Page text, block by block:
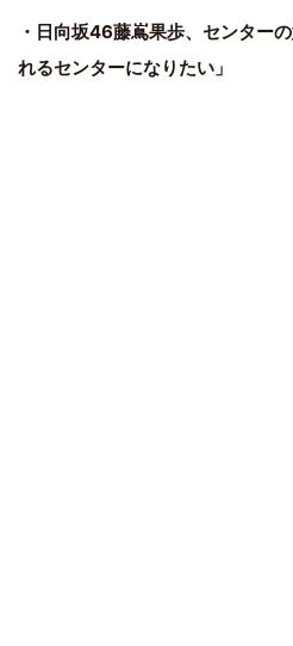
・日向坂46藤嶌果歩、センター
れるセンターになりたい」